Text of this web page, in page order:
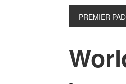
PREMIER